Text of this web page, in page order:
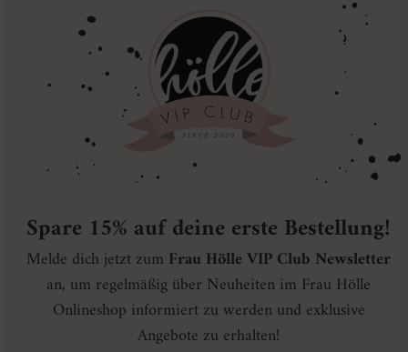
Spare 15% auf deine erste Bestellung!
Melde dich jetzt zum Frau Hölle VIP Club Newsletter
an, um regelmäßig über Neuheiten im Frau Hölle
Onlineshop informiert zu werden und exklusive
Angebote zu erhalten!